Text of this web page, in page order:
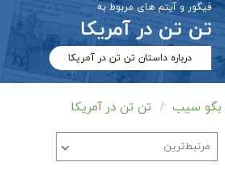
تن تن در آمریکا
فیگور و آیتم های مربوط به
درباره داستان تن تن در آمریکا
بگو سیب تن تن در آمریکا
مرتبط‌ترین